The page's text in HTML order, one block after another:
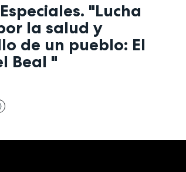
"Lucha
la salud y
de un pueblo: El
Beal "